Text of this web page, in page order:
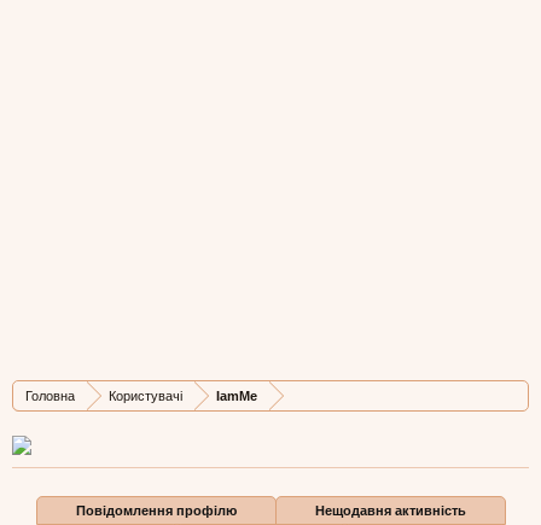
Головна Користувачі IamMe
Дописів
4
Карма
0
Бали
1
Повідомлення профілю
Нещодавня активність